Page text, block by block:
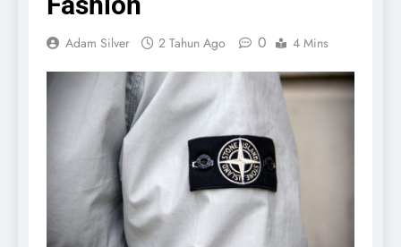
Adam Silver 2 Tahun Ago 0 4 Mins